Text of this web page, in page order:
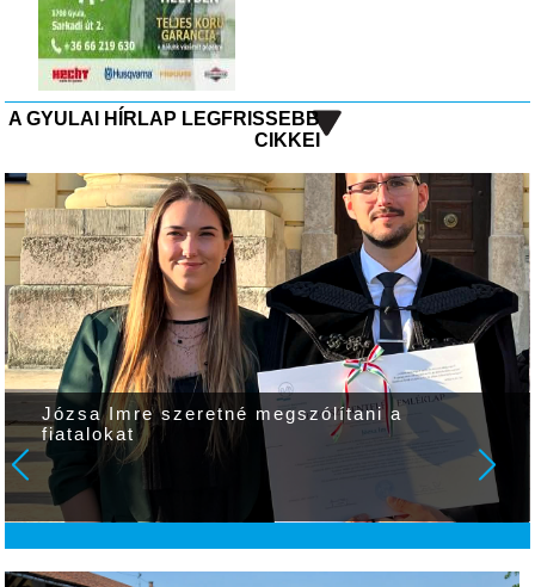
A GYULAI HÍRLAP LEGFRISSEBB
CIKKEI
Józsa Imre szeretné megszólítani a
fiatalokat